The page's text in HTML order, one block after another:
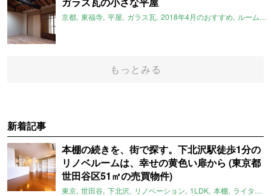
京都 東福寺 平屋 ガラス瓦 2018年4月のおすすめ ルームマーケット
もっとみる
新着記事
本棚の続きを、街で探す。下北沢駅徒歩1分の
リノベルームは、幸せの黄色い扉から (東京都
世田谷区51㎡の売買物件)
東京 世田谷 下北沢 リノベーション 1LDK 本棚 ライター：ほしりょうこ